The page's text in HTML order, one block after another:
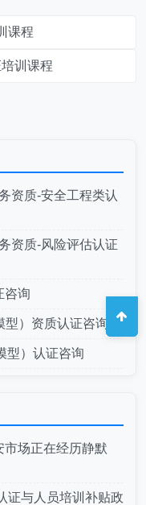
课程
训课程
资质-安全工程类认
资质-风险评估认证
咨询
型）资质认证咨询
型）认证咨询
市场正在经历静默
证与人员培训补贴政